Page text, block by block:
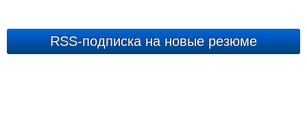
RSS-подписка на новые резюме